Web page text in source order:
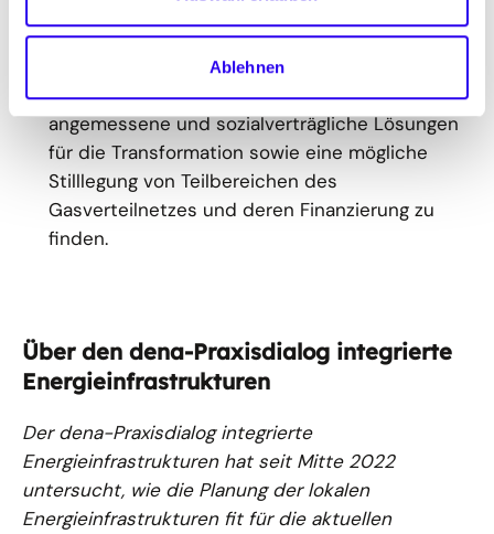
Ablehnen
um eine nachhaltige Planung der Netze zu
ermöglichen. Erstens sollte eine
vorausschauende Planung besser angereizt
werden. Zweitens gilt es sehr zeitnah
angemessene und sozialverträgliche Lösungen
für die Transformation sowie eine mögliche
Stilllegung von Teilbereichen des
Gasverteilnetzes und deren Finanzierung zu
finden.
Über den dena-Praxisdialog integrierte
Energieinfrastrukturen
Der dena-Praxisdialog integrierte
Energieinfrastrukturen hat seit Mitte 2022
untersucht, wie die Planung der lokalen
Energieinfrastrukturen fit für die aktuellen